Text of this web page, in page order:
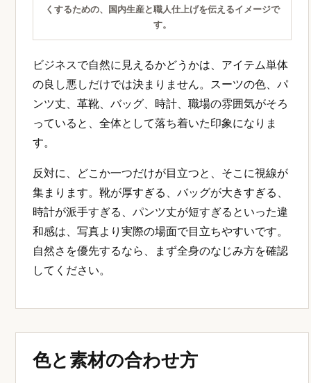
くするための、国内生産と職人仕上げを伝えるイメージで
す。
ビジネスで自然に見えるかどうかは、アイテム単体
の良し悪しだけでは決まりません。スーツの色、パ
ンツ丈、革靴、バッグ、時計、職場の雰囲気がそろ
っていると、全体として落ち着いた印象になりま
す。
反対に、どこか一つだけが目立つと、そこに視線が
集まります。靴が厚すぎる、バッグが大きすぎる、
時計が派手すぎる、パンツ丈が短すぎるといった違
和感は、写真より実際の場面で目立ちやすいです。
自然さを優先するなら、まず全身のなじみ方を確認
してください。
色と素材の合わせ方